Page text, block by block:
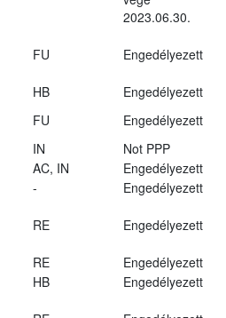
2023.06.30.
FU Engedélyezett
HB
Engedélyezett
FU
Engedélyezett
IN
Not PPP
AC, IN
Engedélyezett
-
Engedélyezett
RE Engedélyezett
RE
Engedélyezett
HB
Engedélyezett